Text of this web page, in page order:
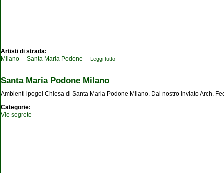
Artisti di strada:
Milano
Santa Maria Podone Leggi tutto
Santa Maria Podone Milano
Ambienti ipogei Chiesa di Santa Maria Podone Milano. Dal nostro inviato Arch.
Categorie:
Vie segrete